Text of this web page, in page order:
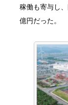
稼働も寄与し
億円だった。